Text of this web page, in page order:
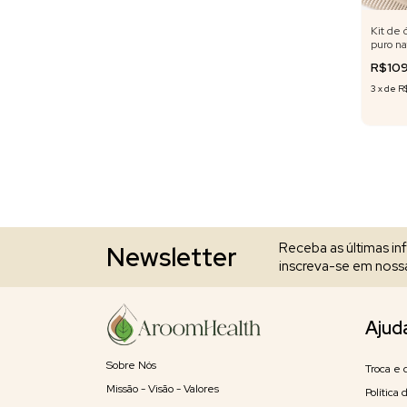
Kit de
puro
3 xde
Newsletter
Receba as últimas
inscreva-se em
Sobre Nós
Missão - Visão - Valores
Troca e
Política